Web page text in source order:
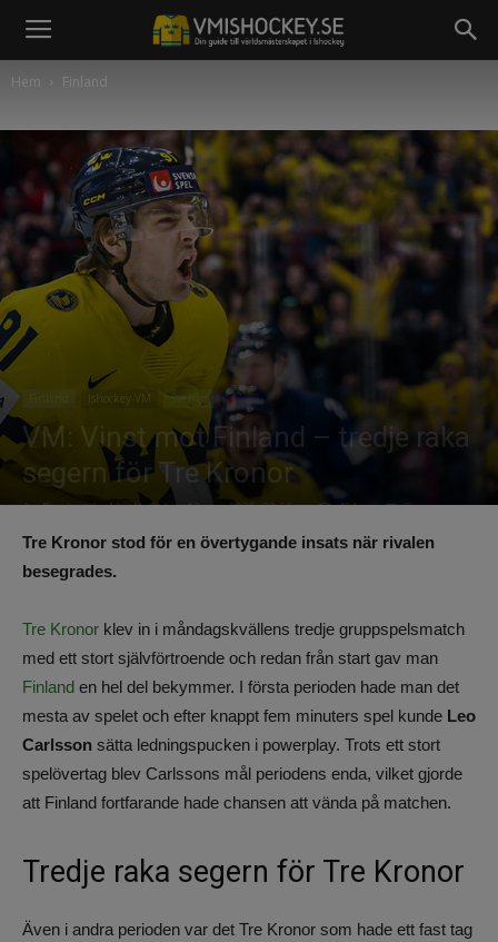
Hem Finland
Sverige
VM: Vinst mot Finland – tredje raka
segern för Tre Kronor
Av Benjamin Lindkvist - 12 maj 2025, 22:56 491 0
Tre Kronor stod för en övertygande insats när rivalen
besegrades.
Tre Kronor klev in i måndagskvällens tredje gruppspelsmatch
med ett stort självförtroende och redan från start gav man
Finland en hel del bekymmer. I första perioden hade man det
mesta av spelet och efter knappt fem minuters spel kunde Leo
Carlsson sätta ledningspucken i powerplay. Trots ett stort
spelövertag blev Carlssons mål periodens enda, vilket gjorde
att Finland fortfarande hade chansen att vända på matchen.
Tredje raka segern för Tre Kronor
Även i andra perioden var det Tre Kronor som hade ett fast tag